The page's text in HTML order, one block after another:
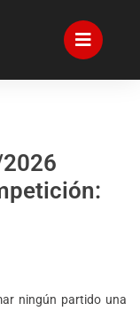
ningún partido una